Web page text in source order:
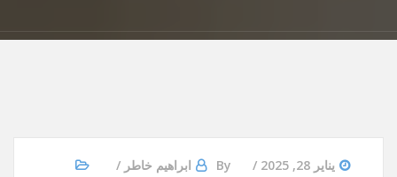
يناير 28, 2025 By
ابراهيم خاطر